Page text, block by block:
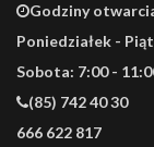
Godziny
Poniedziałek -
Sobota: 7:00 -
(85) 742 40 30
666 622 817